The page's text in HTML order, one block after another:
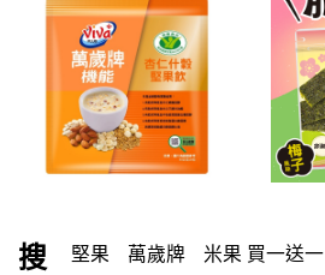
搜 堅果 萬歲牌 米果 買一送一